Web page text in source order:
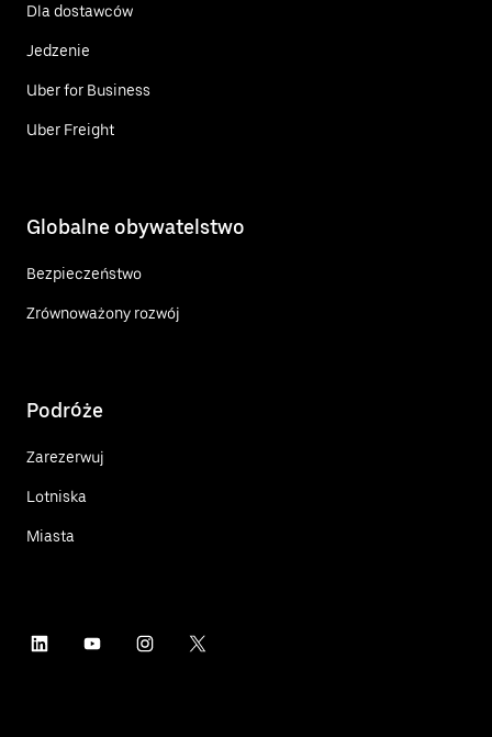
Dla dostawców
Jedzenie
Uber for Business
Uber Freight
Globalne obywatelstwo
Bezpieczeństwo
Zrównoważony rozwój
Podróże
Zarezerwuj
Lotniska
Miasta